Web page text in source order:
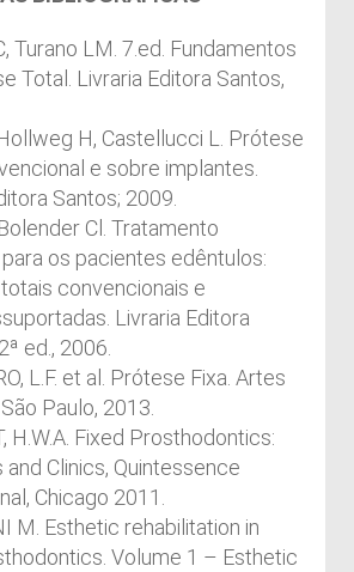
Turano LM. 7.ed. Fundamentos
Total. Livraria Editora Santos,
H, Castellucci L. Prótese
e sobre implantes.
Santos; 2009.
Cl. Tratamento
os pacientes edêntulos:
convencionais e
Livraria Editora
ed., 2006.
L.F. et al. Prótese Fixa. Artes
Paulo, 2013.
H.W.A. Fixed Prosthodontics:
and Clinics, Quintessence
Chicago 2011.
M. Esthetic rehabilitation in
Volume 1 – Esthetic